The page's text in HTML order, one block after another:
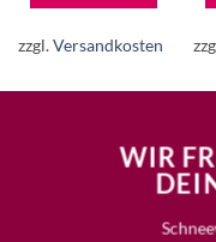
zzgl.Versandkosten
WIR